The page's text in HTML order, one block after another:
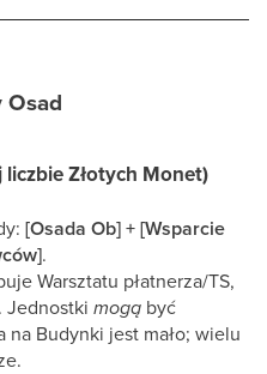
Osad
liczbie Złotych Monet)
[Osada Ob] + [Wsparcie
.
Warsztatu płatnerza/TS,
Jednostki mogą być
Budynki jest mało; wielu